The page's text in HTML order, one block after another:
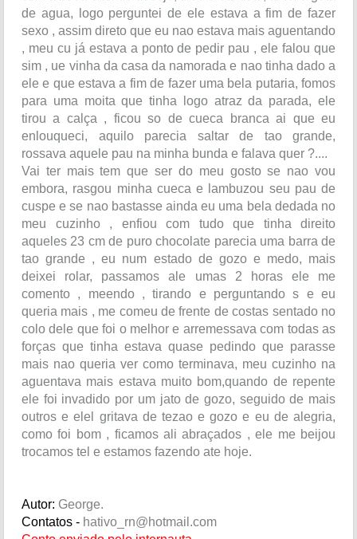
de agua, logo perguntei de ele estava a fim de fazer
sexo , assim direto que eu nao estava mais aguentando
, meu cu já estava a ponto de pedir pau , ele falou que
sim , ue vinha da casa da namorada e nao tinha dado a
ele e que estava a fim de fazer uma bela putaria, fomos
para uma moita que tinha logo atraz da parada, ele
tirou a calça , ficou so de cueca branca ai que eu
enlouqueci, aquilo parecia saltar de tao grande,
rossava aquele pau na minha bunda e falava quer ?....
Vai ter mais tem que ser do meu gosto se nao vou
embora, rasgou minha cueca e lambuzou seu pau de
cuspe e se nao bastasse ainda eu uma bela dedada no
meu cuzinho , enfiou com tudo que tinha direito
aqueles 23 cm de puro chocolate parecia uma barra de
tao grande , eu num estado de gozo e medo, mais
deixei rolar, passamos ale umas 2 horas ele me
comento , meendo , tirando e perguntando s e eu
queria mais , me comeu de frente de costas sentado no
colo dele que foi o melhor e arremessava com todas as
forças que tinha estava quase pedindo que parasse
mais nao queria ver como terminava, meu cuzinho na
aguentava mais estava muito bom,quando de repente
ele foi invadido por um jato de gozo, seguido de mais
outros e elel gritava de tezao e gozo e eu de alegria,
como foi bom , ficamos ali abraçados , ele me beijou
trocamos tel e estamos fazendo ate hoje.
Autor: George.
Contatos - hativo_rn@hotmail.com